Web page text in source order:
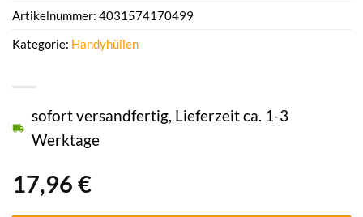
17,96 €
sofort versandfertig, Lieferzeit ca. 1-3
Werktage
Artikelnummer: 4031574170499
Kategorie: Handyhüllen